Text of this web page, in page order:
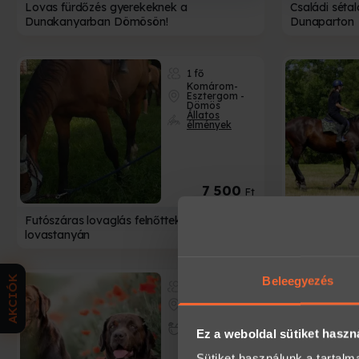
Beleegyezés
Ez a weboldal sütiket
Lovas fürdőzés gyerekeknek a
Dunakanyarban Dömösön!
Családi
Dunaparton
1 fő
Komárom-
Esztergom -
Dömös
Állatos
élmények
7 500 Ft
Futószáras lovaglás felnőtteknek a Wackor
lovastanyán
Halásztelek
Relax
élmények
AKCIÓK